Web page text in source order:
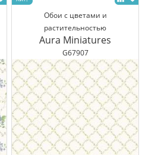
Обои с цветами и
растительностью
Aura Miniatures
G67907